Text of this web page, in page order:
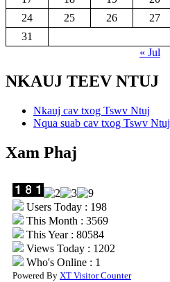
24
25 26 27
31
« Jul
NKAUJ TEEV NTUJ
Nkauj cav txog Tswv Ntuj
Nqua suab cav txog Tswv Ntuj
Xam Phaj
Users Today : 198
This Month : 3569
This Year : 80584
Views Today : 1202
Who's Online : 1
Powered By XT Visitor Counter